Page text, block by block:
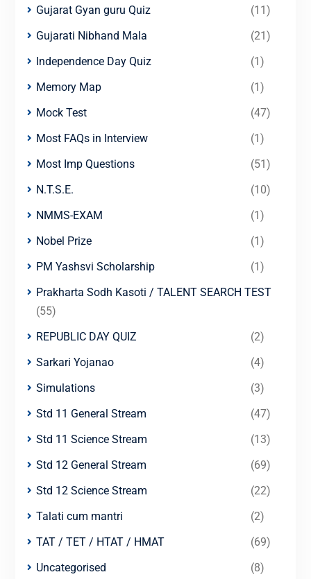
Gujarat Gyan guru Quiz
(11)
Gujarati Nibhand Mala
(21)
Independence Day Quiz
(1)
Memory Map
(1)
Mock Test
(47)
Most FAQs in Interview
(1)
Most Imp Questions
(51)
N.T.S.E.
(10)
NMMS-EXAM
(1)
Nobel Prize
(1)
PM Yashsvi Scholarship
(1)
Prakharta Sodh Kasoti / TALENT SEARCH TEST
(55)
REPUBLIC DAY QUIZ
(2)
Sarkari Yojanao
(4)
Simulations
(3)
Std 11 General Stream
(47)
Std 11 Science Stream
(13)
Std 12 General Stream
(69)
Std 12 Science Stream
(22)
Talati cum mantri
(2)
TAT / TET / HTAT / HMAT
(69)
Uncategorised
(8)